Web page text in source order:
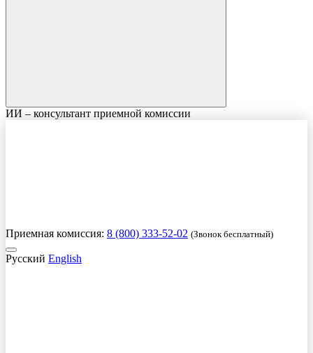
ИИ – консультант приемной комиссии
Приемная комиссия: 8 (800) 333-52-02 (Звонок бесплатный)
Русский English